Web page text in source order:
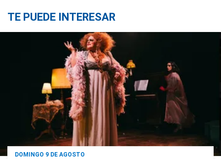
TE PUEDE INTERESAR
DOMINGO 9 DE AGOSTO